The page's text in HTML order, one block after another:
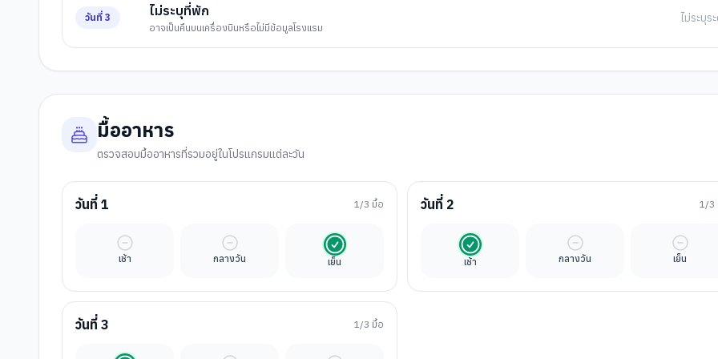
วันที่ 3 ไม่ระบุที่พัก
อาจเป็นคืนบนเครื่องบินหรือไม่มีข้อมูลโรงแรม
ไม่ระบุร
มื้ออาหาร
ตรวจสอบมื้ออาหารที่รวมอยู่ในโปรแกรมแต่ละวัน
วันที่ 1 1/3 มื้อ
เช้า
มื้ออิสระ
กลางวัน
มื้ออิสระ
เย็น
รวมในค่าทัวร์
วันที่ 2 1/3
เช้า
รวมในค่าทัวร์
กลางวัน
มื้ออิสระ
เย็น
มื้ออิสระ
วันที่ 3 1/3 มื้อ